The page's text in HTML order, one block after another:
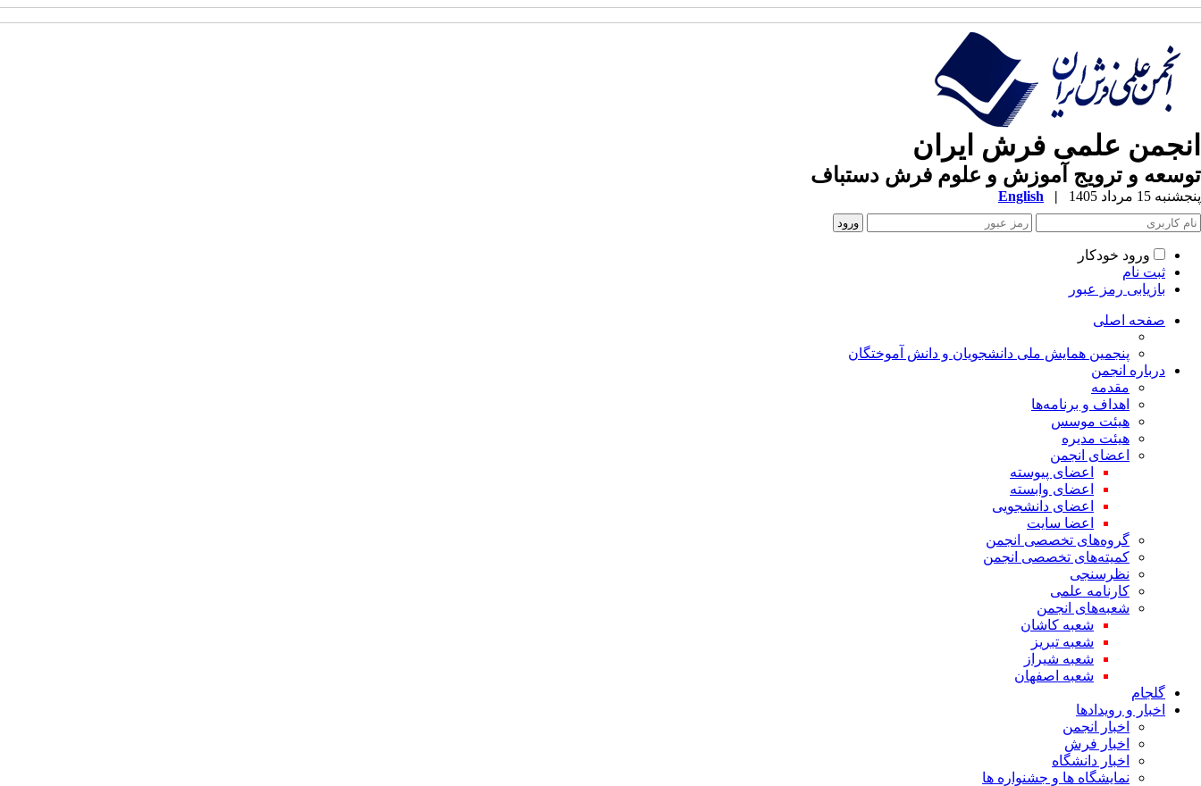
انجمن علمی فرش ایران
توسعه و ترویج آموزش و علوم فرش دستباف
پنجشنبه 15 مرداد 1405 |
English
ورود خودکار
ثبت نام
بازیابی رمز عبور
صفحه اصلی
پنجمین همایش ملی دانشجویان و دانش آموختگان
درباره انجمن
مقدمه
اهداف و برنامه‌ها
هیئت موسس
هیئت مدیره
اعضای انجمن
اعضای پیوسته
اعضای وابسته
اعضای دانشجویی
اعضا سایت
گروه‌های تخصصی انجمن
کمیته‌های تخصصی انجمن
نظرسنجی
کارنامه علمی
شعبه‌های انجمن
شعبه کاشان
شعبه تبریز
شعبه شیراز
شعبه اصفهان
گلجام
اخبار و رویدادها
اخبار انجمن
اخبار فرش
اخبار دانشگاه
نمایشگاه ها و جشنواره ها